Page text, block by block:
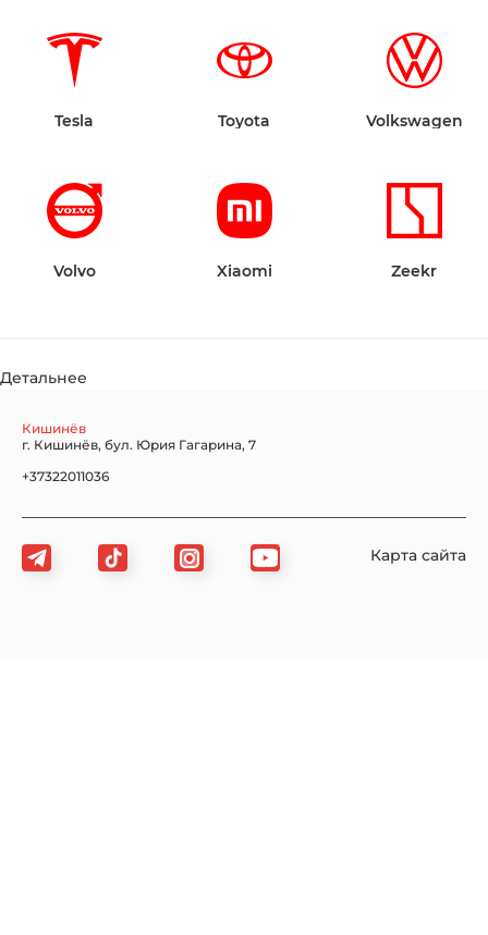
Tesla Toyota Volkswagen
Volvo Xiaomi Zeekr
Детальнее
Кишинёв
г. Кишинёв, бул. Юрия Гагарина, 7
+37322011036
Карта сайта